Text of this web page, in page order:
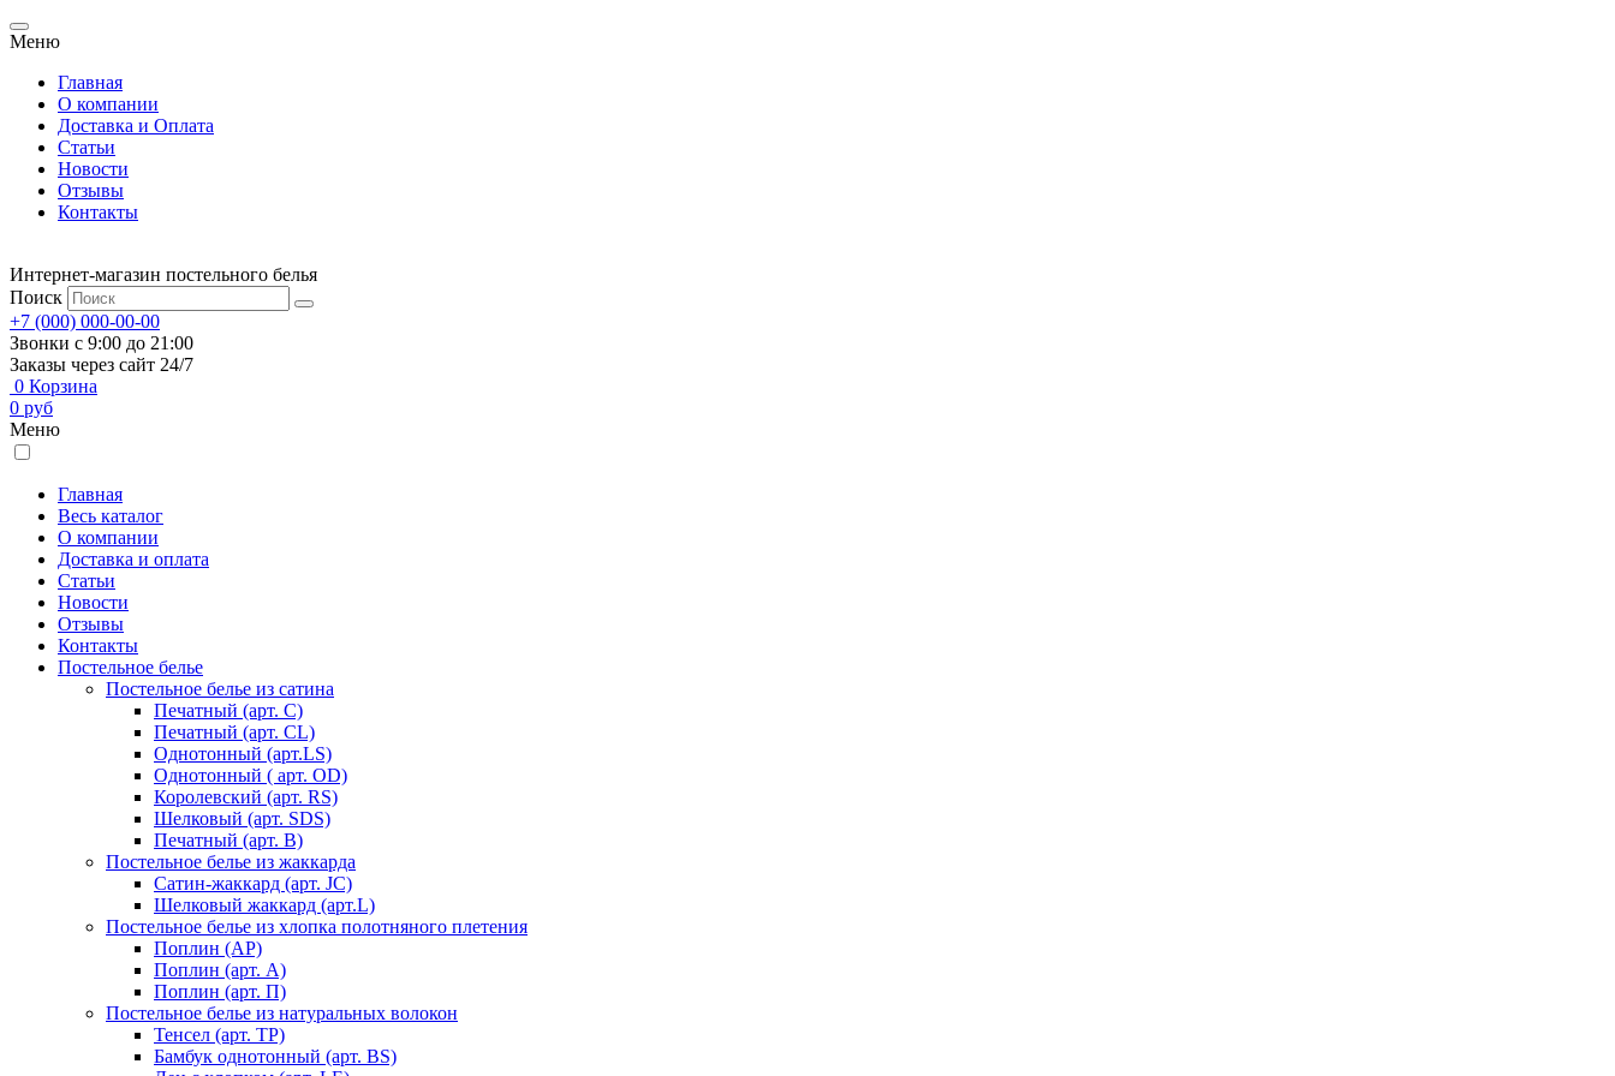
Меню
Главная
О компании
Доставка и Оплата
Статьи
Новости
Отзывы
Контакты
Интернет-магазин постельного белья
Поиск
+7 (000) 000-00-00
Звонки с 9:00 до 21:00
Заказы через сайт 24/7
0 Корзина
0 руб
Меню
Главная
Весь каталог
О компании
Доставка и оплата
Статьи
Новости
Отзывы
Контакты
Постельное белье
Постельное белье из сатина
Печатный (арт. С)
Печатный (арт. СL)
Однотонный (арт.LS)
Однотонный ( арт. OD)
Королевский (арт. RS)
Шелковый (арт. SDS)
Печатный (арт. В)
Постельное белье из жаккарда
Сатин-жаккард (арт. JC)
Шелковый жаккард (арт.L)
Постельное белье из хлопка полотняного плетения
Поплин (AP)
Поплин (арт. А)
Поплин (арт. П)
Постельное белье из натуральных волокон
Тенсел (арт. ТР)
Бамбук однотонный (арт. BS)